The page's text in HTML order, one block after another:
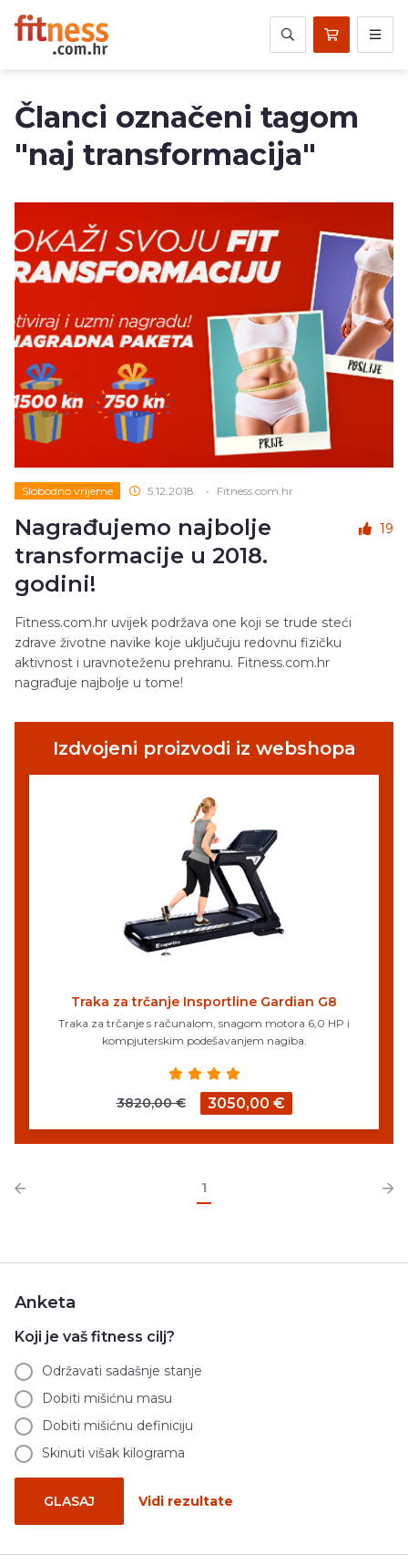
Članci označeni tagom
"naj transformacija"
Slobodno vrijeme 5.12.2018. • Fitness.com.hr
Nagrađujemo najbolje
transformacije u 2018.
godini!
19
Fitness.com.hr uvijek podržava one koji se trude steći
zdrave životne navike koje uključuju redovnu fizičku
aktivnost i uravnoteženu prehranu. Fitness.com.hr
nagrađuje najbolje u tome!
Izdvojeni proizvodi iz webshopa
Traka za trčanje Insportline Gardian G8
Traka za trčanje s računalom, snagom motora 6,0 HP i
kompjuterskim podešavanjem nagiba.
3820,00 € 3050,00 €
1
Anketa
Koji je vaš fitness cilj?
Održavati sadašnje stanje
Dobiti mišićnu masu
Dobiti mišićnu definiciju
Skinuti višak kilograma
GLASAJ Vidi rezultate